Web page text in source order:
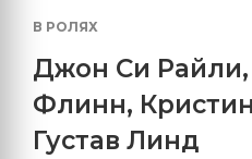
В РОЛЯХ
Джон Си Райли,
Флинн,
Густав Линд